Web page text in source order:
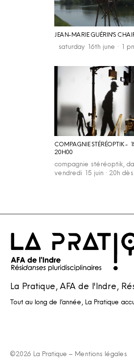
JEAN-MARIE GUÉRIN'S
saturday 16th june · 1
COMPAGNIE STÉRÉOPTIK -
20H00
compagnie stéréoptik,
vendredi 15 juin · 20h
La Pratique, AFA de l'Indre,
Tout au long de l’année, La Pratique
©2026 La Pratique – Mentions légales